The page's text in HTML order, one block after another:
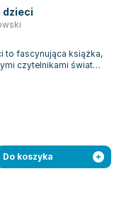
dzieci
to fascynująca książka,
czytelnikami świat
gad...
Do koszyka